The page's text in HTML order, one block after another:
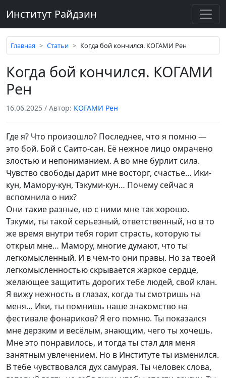
Институт Райдзин
Главная Статьи Когда бой кончился. КОГАМИ Рен
Когда бой кончился. КОГАМИ
Рен
16.06.2025 / Автор: КОГАМИ Рен
Где я? Что произошло? Последнее, что я помню —
это бой. Бой с Саито-сан. Её нежное лицо омрачено
злостью и непониманием. А во мне бурлит сила.
Чувство свободы дарит мне восторг, счастье… Ики-
кун, Мамору-кун, Тэкуми-кун… Почему сейчас я
вспомнила о них?
Они такие разные, но с ними мне так хорошо.
Тэкуми, ты такой серьезный, ответственный, но в то
же время внутри тебя горит страсть, которую ты
открыл мне… Мамору, многие думают, что ты
легкомысленный. И в чём-то они правы. Но за твоей
легкомысленностью скрывается жаркое сердце,
желающее защитить дорогих тебе людей, свой клан.
Я вижу нежность в глазах, когда ты смотришь на
меня… Ики, ты помнишь наше знакомство на
фестивале фонариков? Я его помню. Ты показался
мне дерзким и весёлым, знающим, чего ты хочешь.
Мне это понравилось, и тогда ты стал для меня
занятным увлечением. Но в Институте ты изменился.
В тебе чувствовался дух самурая. Ты человек слова,